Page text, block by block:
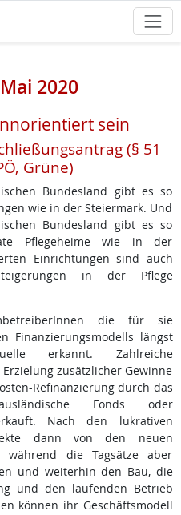
2020
sein
(§ 51
Grüne)
Bundesland gibt es so
wie in der Steiermark. Und
Bundesland gibt es so
Pflegeheime wie in der
Einrichtungen sind auch
in der Pflege
die für sie
Finanzierungsmodells längst
erkannt. Zahlreiche
zusätzlicher Gewinne
Refinanzierung durch das
Fonds oder
Nach den lukrativen
dann von den neuen
während die Tagsätze aber
und weiterhin den Bau, die
und den laufenden Betrieb
können ihr Geschäftsmodell